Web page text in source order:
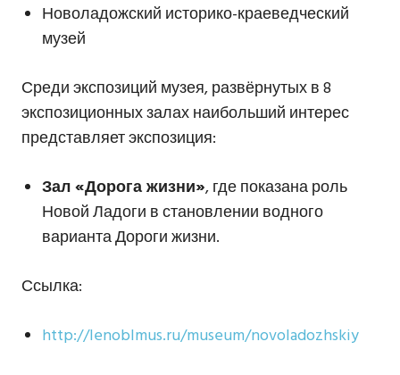
Новоладожский историко-краеведческий
музей
Среди экспозиций музея, развёрнутых в 8
экспозиционных залах наибольший интерес
представляет экспозиция:
Зал «Дорога жизни», где показана роль
Новой Ладоги в становлении водного
варианта Дороги жизни.
Ссылка:
http://lenoblmus.ru/museum/novoladozhskiy